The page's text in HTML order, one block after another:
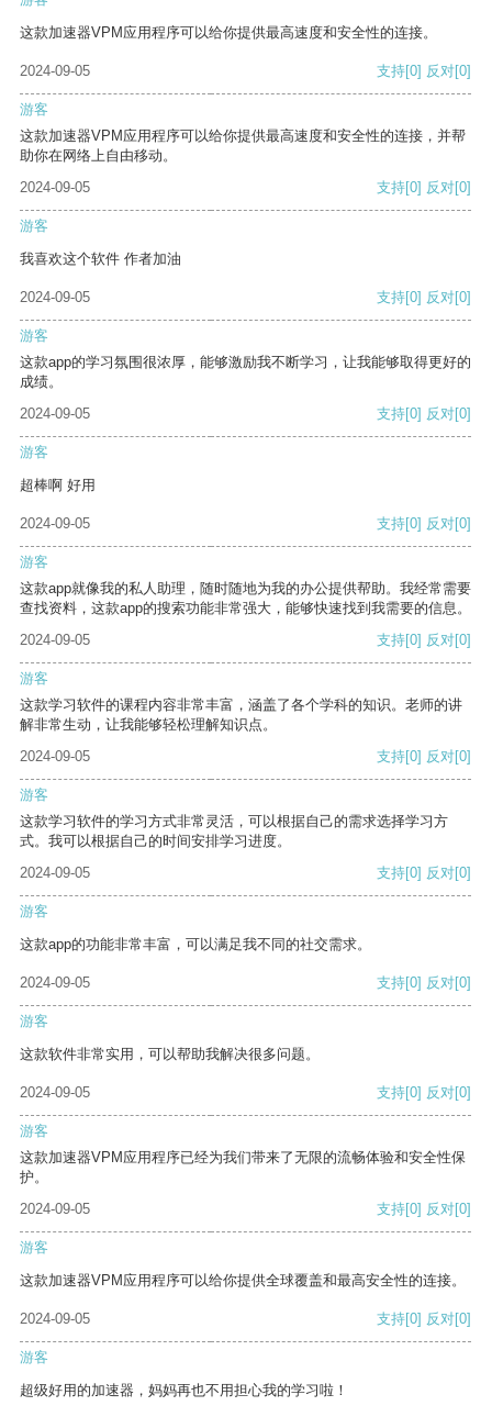
这款加速器VPM应用程序可以给你提供最高速度和安全性的连接。
2024-09-05 支持[0] 反对[0]
游客
这款加速器VPM应用程序可以给你提供最高速度和安全性的连接，并帮
助你在网络上自由移动。
2024-09-05
支持[0] 反对[0]
游客
我喜欢这个软件 作者加油
2024-09-05 支持[0] 反对[0]
游客
这款app的学习氛围很浓厚，能够激励我不断学习，让我能够取得更好的
成绩。
2024-09-05
支持[0] 反对[0]
游客
超棒啊 好用
2024-09-05 支持[0] 反对[0]
游客
这款app就像我的私人助理，随时随地为我的办公提供帮助。我经常需要
查找资料，这款app的搜索功能非常强大，能够快速找到我需要的信息。
2024-09-05
支持[0] 反对[0]
游客
这款学习软件的课程内容非常丰富，涵盖了各个学科的知识。老师的讲
解非常生动，让我能够轻松理解知识点。
2024-09-05
支持[0] 反对[0]
游客
这款学习软件的学习方式非常灵活，可以根据自己的需求选择学习方
式。我可以根据自己的时间安排学习进度。
2024-09-05
支持[0] 反对[0]
游客
这款app的功能非常丰富，可以满足我不同的社交需求。
2024-09-05 支持[0] 反对[0]
游客
这款软件非常实用，可以帮助我解决很多问题。
2024-09-05 支持[0] 反对[0]
游客
这款加速器VPM应用程序已经为我们带来了无限的流畅体验和安全性保
护。
2024-09-05
支持[0] 反对[0]
游客
这款加速器VPM应用程序可以给你提供全球覆盖和最高安全性的连接。
2024-09-05 支持[0] 反对[0]
游客
超级好用的加速器，妈妈再也不用担心我的学习啦！